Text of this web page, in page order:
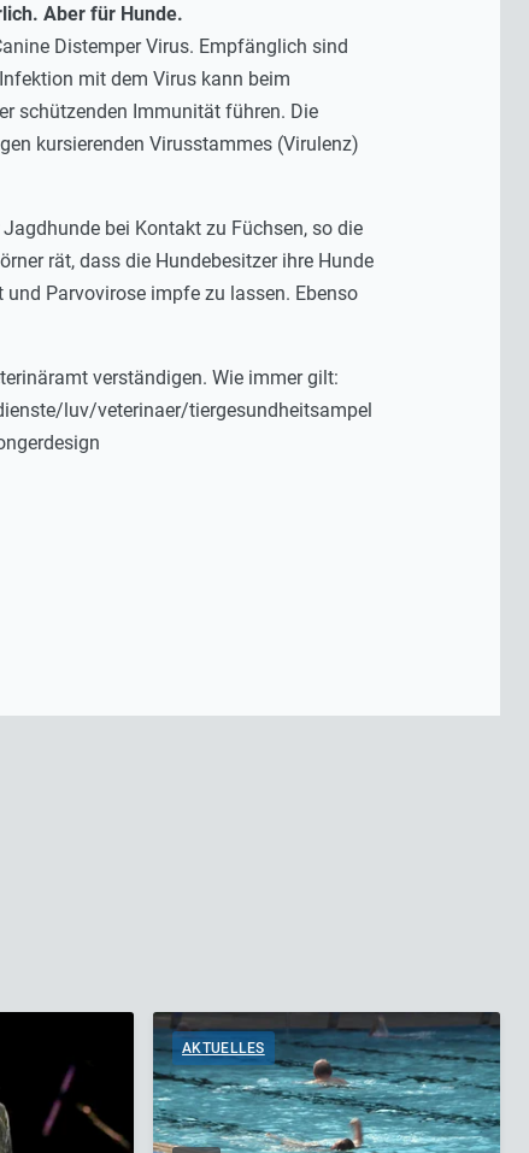
Aber für Hunde.
Distemper Virus. Empfänglich sind
mit dem Virus kann beim
schützenden Immunität führen. Die
kursierenden Virusstammes (Virulenz)
bei Kontakt zu Füchsen, so die
rät, dass die Hundebesitzer ihre Hunde
Parvovirose impfe zu lassen. Ebenso
verständigen. Wie immer gilt:
luv/veterinaer/tiergesundheitsampel
AKTUELLES